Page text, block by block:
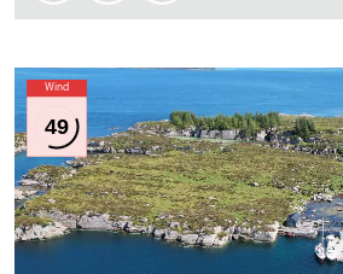
Wind
49